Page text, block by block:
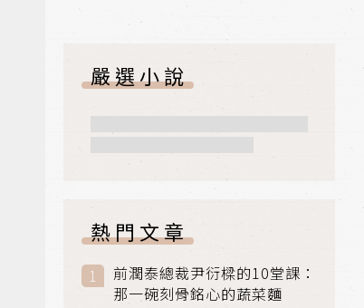
嚴選小說
熱門文章
前潤泰總裁尹衍樑的10堂課：
那一碗刻骨銘心的蔬菜麵